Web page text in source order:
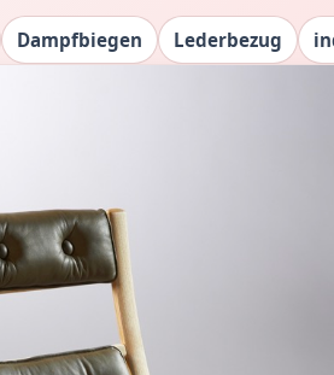
Dampfbiegen Lederbezug